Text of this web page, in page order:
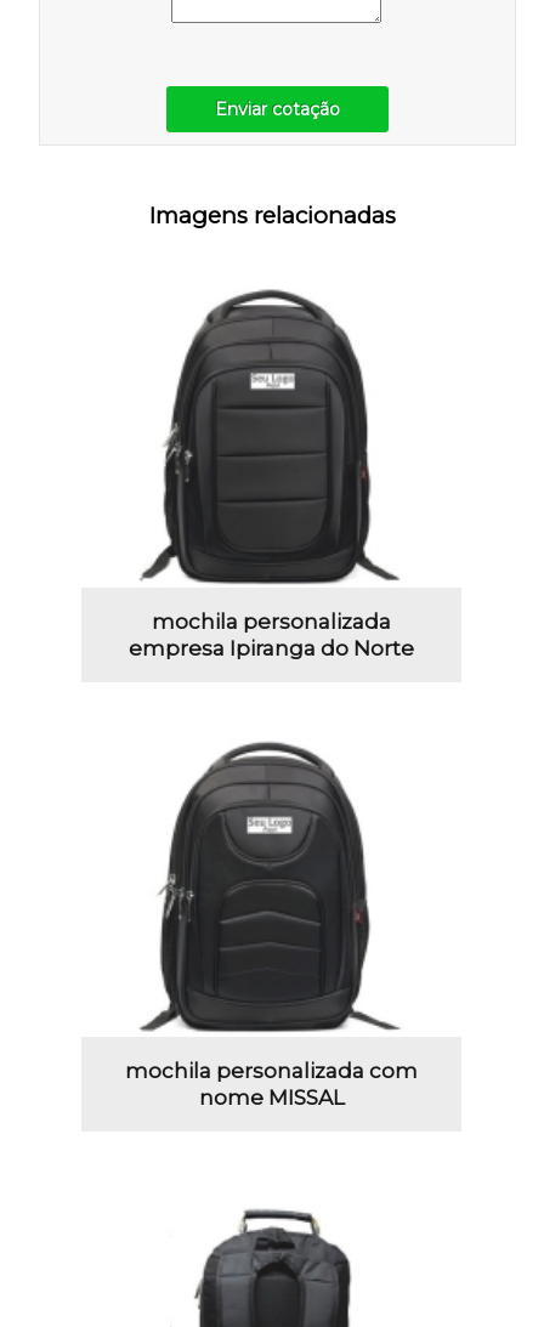
Enviar cotação
Imagens relacionadas
mochila personalizada
empresa Ipiranga do Norte
mochila personalizada com
nome MISSAL